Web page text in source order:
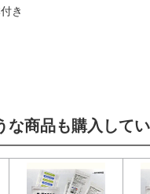
き
な商品も購入して